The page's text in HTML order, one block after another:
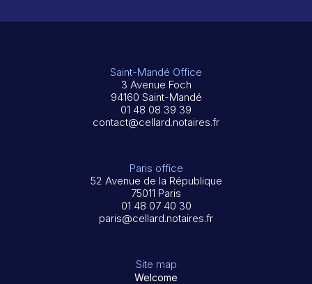
Saint-Mandé Office
3 Avenue Foch
94160 Saint-Mandé
01 48 08 39 39
contact@cellard.notaires.fr
Paris office
52 Avenue de la République
75011 Paris
01 48 07 40 30
paris@cellard.notaires.fr
Site map
Welcome